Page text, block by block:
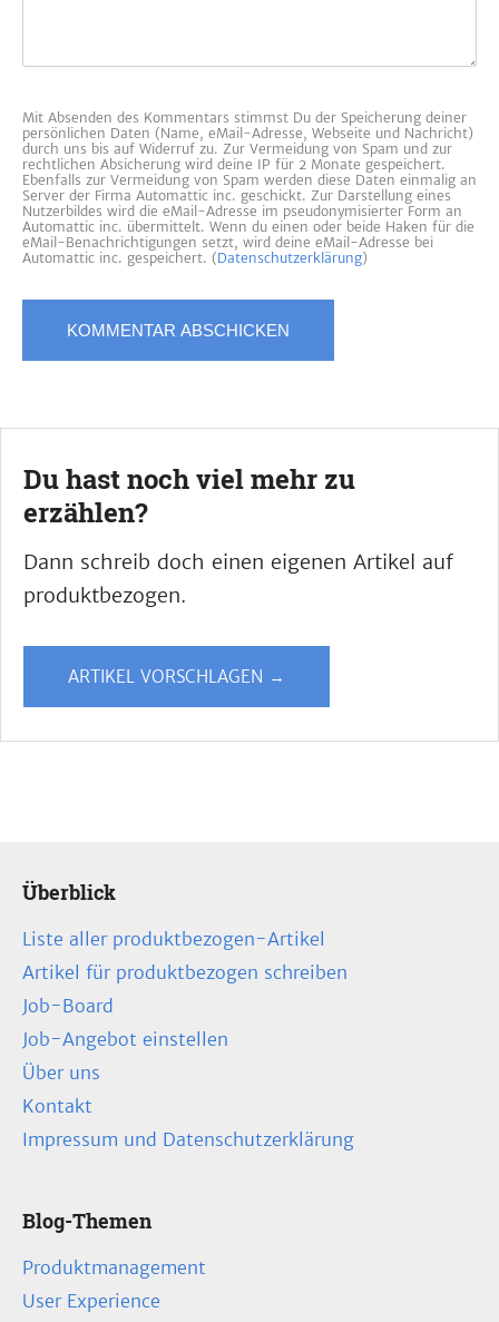
Mit Absenden des Kommentars stimmst Du der Speicherung deiner
persönlichen Daten (Name, eMail-Adresse, Webseite und Nachricht)
durch uns bis auf Widerruf zu. Zur Vermeidung von Spam und zur
rechtlichen Absicherung wird deine IP für 2 Monate gespeichert.
Ebenfalls zur Vermeidung von Spam werden diese Daten einmalig an
Server der Firma Automattic inc. geschickt. Zur Darstellung eines
Nutzerbildes wird die eMail-Adresse im pseudonymisierter Form an
Automattic inc. übermittelt. Wenn du einen oder beide Haken für die
eMail-Benachrichtigungen setzt, wird deine eMail-Adresse bei
Automattic inc. gespeichert. (Datenschutzerklärung)
Du hast noch viel mehr zu
erzählen?
Dann schreib doch einen eigenen Artikel auf
produktbezogen.
ARTIKEL VORSCHLAGEN →
Überblick
Liste aller produktbezogen-Artikel
Artikel für produktbezogen schreiben
Job-Board
Job-Angebot einstellen
Über uns
Kontakt
Impressum und Datenschutzerklärung
Blog-Themen
Produktmanagement
User Experience